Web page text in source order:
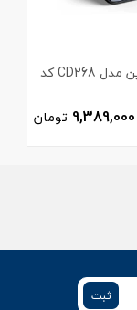
شارژر رومیزی یوگرین مدل CD268 کد
9,389,000 تومان
ثبت